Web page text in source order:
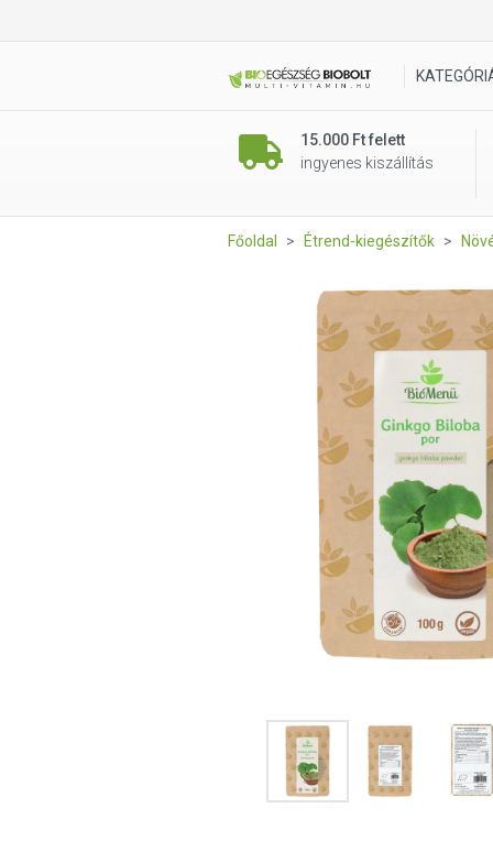
15.000 Ft felett
ingyenes kiszállítás
Főoldal Étrend-kiegészítők